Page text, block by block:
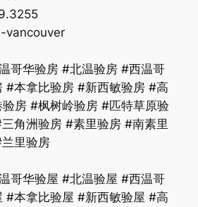
vancouver
哥华验房 #北温验房 #西温哥
#本拿比验房 #新西敏验房 #高
房 #枫树岭验房 #匹特草原验
角洲验房 #素里验房 #南素里
里验房
哥华验屋 #北温验屋 #西温哥
#本拿比验屋 #新西敏验屋 #高